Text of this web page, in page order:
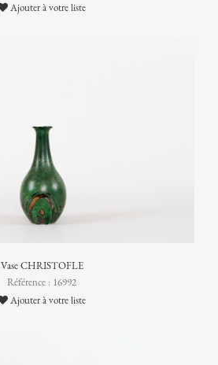
Ajouter à votre liste
Vase CHRISTOFLE
Référence : 16992
Ajouter à votre liste